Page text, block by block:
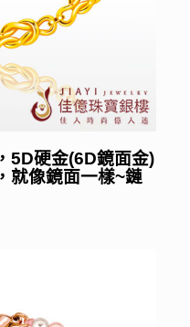
5D硬金(6D鏡面金)
就像鏡面一樣~鏈